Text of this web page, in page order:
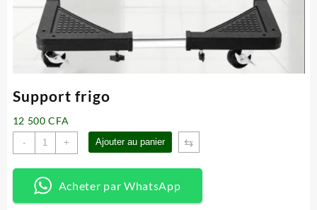
Support frigo
12 500CFA
-
quantité
de
Support
frigo
+ Ajouter au panier ⇆
Acheter par WhatsApp